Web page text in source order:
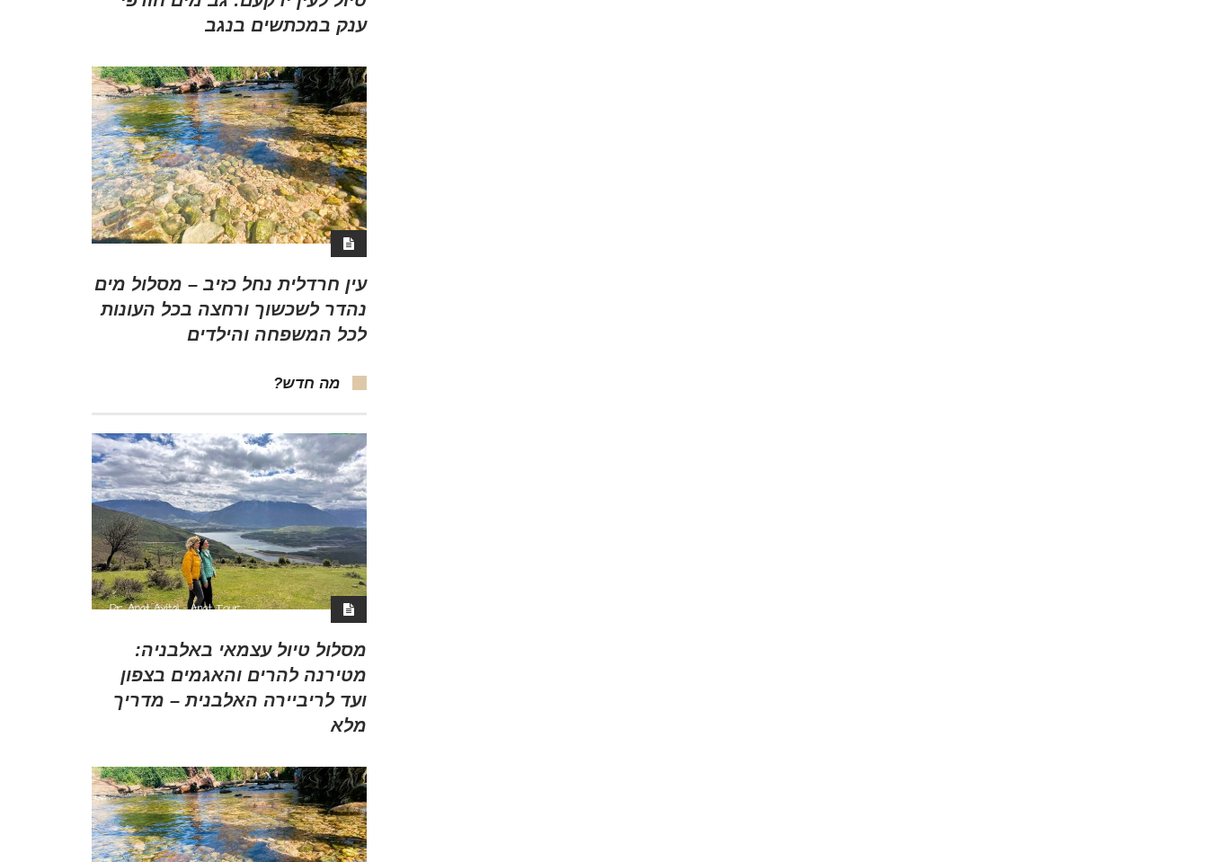
ענק במכתשים בנגב
עין חרדלית נחל כזיב – מסלול מים
נהדר לשכשוך ורחצה בכל העונות
לכל המשפחה והילדים
מה חדש?
מסלול טיול עצמאי באלבניה:
מטירנה להרים והאגמים בצפון
ועד לריביירה האלבנית – מדריך
מלא